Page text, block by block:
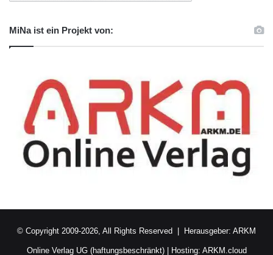
MiNa ist ein Projekt von:
© Copyright 2009-2026, All Rights Reserved | Herausgeber: ARKM
Online Verlag UG (haftungsbeschränkt)| Hosting: ARKM.cloud